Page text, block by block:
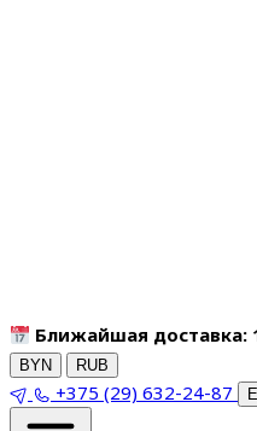
Ближайшая доставка:
BYN RUB
+375 (29) 632-24-87